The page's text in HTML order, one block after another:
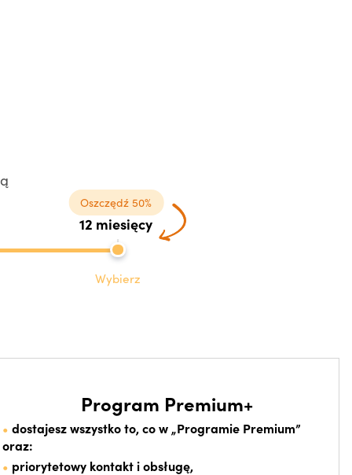
Oszczędź 50%
12 miesięcy
Wybierz
Program Premium+
dostajesz wszystko to, co w „Programie Premium”
oraz:
priorytetowy kontakt i obsługę,